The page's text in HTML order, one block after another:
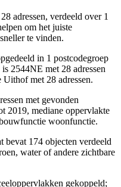
adressen, verdeeld over 1
om het juiste
te vinden.
in 1 postcodegroep
2544NE met 28 adressen
met 28 adressen.
met gevonden
2019, mediane oppervlakte
woonfunctie.
bevat 174 objecten verdeeld
water of andere zichtbare
gekoppeld;